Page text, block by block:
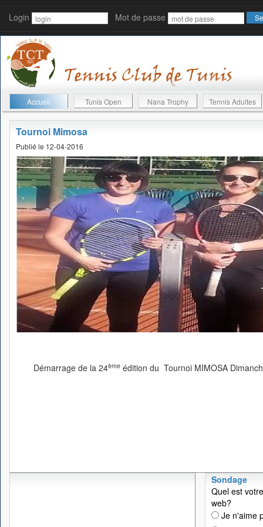
Login Mot de passe
Accueil Tunis Open Nana Trophy Tennis Adultes
Tournoi Mimosa
Publié le 12-04-2016
Démarrage de la 24ème édition du Tournoi MIMOSA
Sondage
Quel est
web?
Je n'aime